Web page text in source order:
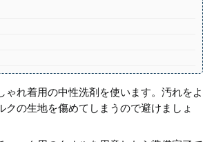
れ着用の中性洗剤を使います。汚れをよ
の生地を傷めてしまうので避けましょ